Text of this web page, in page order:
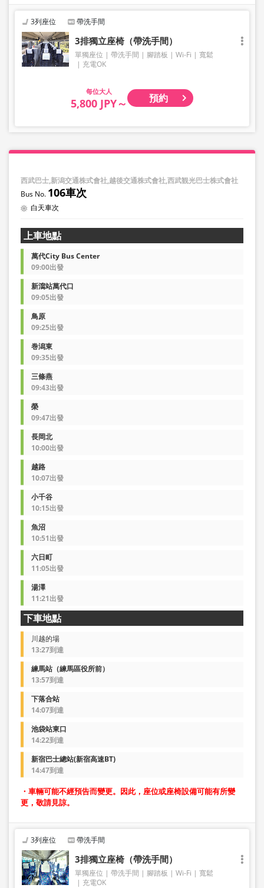
3列座位 帶洗手間
3排獨立座椅（帶洗手間）
單獨座位 帶洗手間 腳踏板 Wi-Fi
寬鬆
充電OK
大人
5,800 JPY～ 預約
西武巴士,新潟交通株式會社,越後交通株式會社,西武観光巴士株式會社
106車次
白天車次
上車地點
萬代City Bus Center
09:00出發
新瀉站萬代口
09:05出發
鳥原
09:25出發
巻潟東
09:35出發
三條燕
09:43出發
榮
09:47出發
長岡北
10:00出發
越路
10:07出發
小千谷
10:15出發
魚沼
10:51出發
六日町
11:05出發
湯澤
11:21出發
下車地點
川越的場
13:27到達
練馬站（練馬區役所前）
13:57到達
下落合站
14:07到達
池袋站東口
14:22到達
新宿巴士總站(新宿高速BT)
14:47到達
・車輛可能不經預告而變更。因此，座位或座椅設備可能有所變
更，敬請見諒。
3列座位 帶洗手間
3排獨立座椅（帶洗手間）
單獨座位 帶洗手間 腳踏板 Wi-Fi
寬鬆
充電OK